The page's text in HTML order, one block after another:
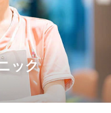
ック